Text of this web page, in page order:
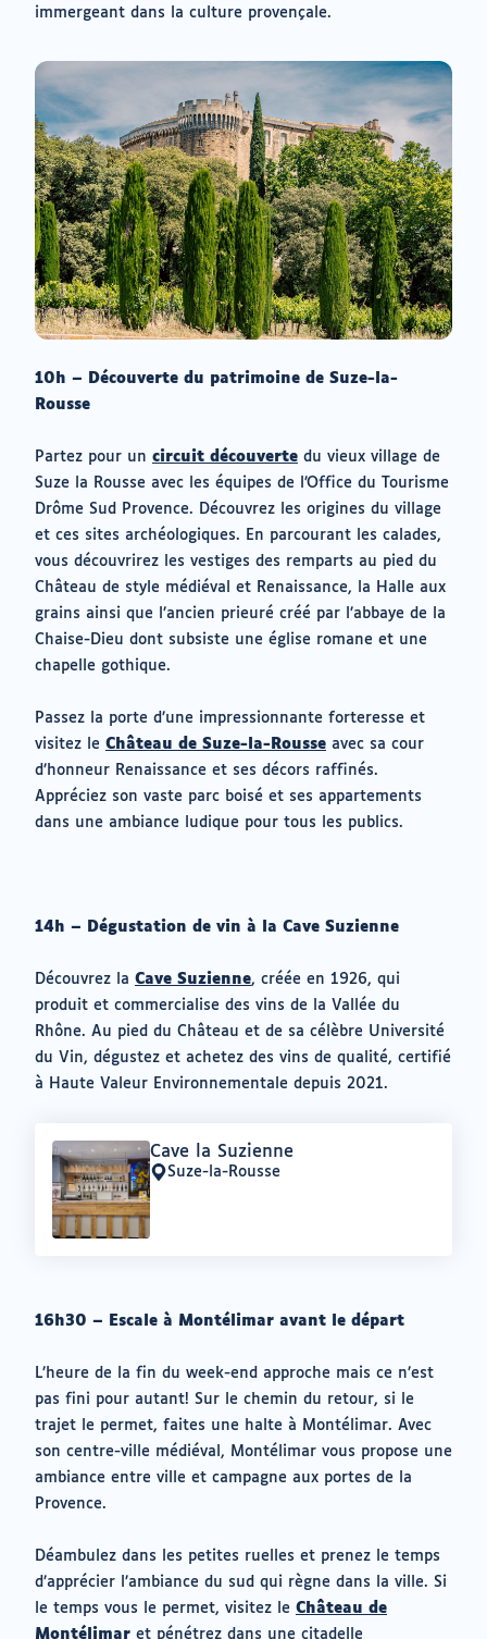
immergeant dans la culture provençale.
10h – Découverte du patrimoine de Suze-la-
Rousse
Partez pour un circuit découverte du vieux village de
Suze la Rousse avec les équipes de l’Office du Tourisme
Drôme Sud Provence. Découvrez les origines du village
et ces sites archéologiques. En parcourant les calades,
vous découvrirez les vestiges des remparts au pied du
Château de style médiéval et Renaissance, la Halle aux
grains ainsi que l’ancien prieuré créé par l’abbaye de la
Chaise-Dieu dont subsiste une église romane et une
chapelle gothique.
Passez la porte d’une impressionnante forteresse et
visitez le Château de Suze-la-Rousse avec sa cour
d’honneur Renaissance et ses décors raffinés.
Appréciez son vaste parc boisé et ses appartements
dans une ambiance ludique pour tous les publics.
14h – Dégustation de vin à la Cave Suzienne
Découvrez la Cave Suzienne, créée en 1926, qui
produit et commercialise des vins de la Vallée du
Rhône. Au pied du Château et de sa célèbre Université
du Vin, dégustez et achetez des vins de qualité, certifié
à Haute Valeur Environnementale depuis 2021.
Offre
:
Cave la Suzienne
Lieu
:
Suze-la-Rousse
16h30 – Escale à Montélimar avant le départ
L’heure de la fin du week-end approche mais ce n’est
pas fini pour autant! Sur le chemin du retour, si le
trajet le permet, faites une halte à Montélimar. Avec
son centre-ville médiéval, Montélimar vous propose une
ambiance entre ville et campagne aux portes de la
Provence.
Déambulez dans les petites ruelles et prenez le temps
d’apprécier l’ambiance du sud qui règne dans la ville. Si
le temps vous le permet, visitez le Château de
Montélimar et pénétrez dans une citadelle